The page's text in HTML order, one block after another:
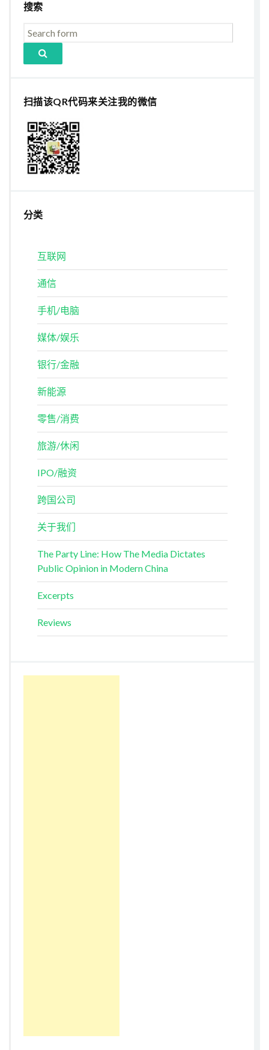
搜索
扫描该QR代码来关注我的微信
分类
互联网
通信
手机/电脑
媒体/娱乐
银行/金融
新能源
零售/消费
旅游/休闲
IPO/融资
跨国公司
关于我们
The Party Line: How The Media Dictates
Public Opinion in Modern China
Excerpts
Reviews